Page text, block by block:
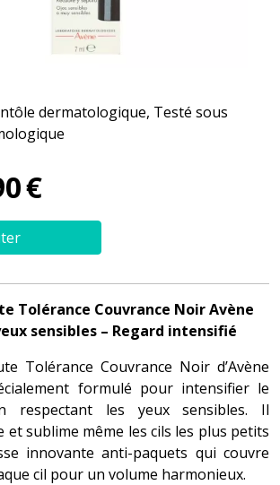
dermatologique, Testé sous
€
Tolérance Couvrance Noir Avène
sensibles – Regard intensifié
Tolérance Couvrance Noir d’Avène
formulé pour intensifier le
respectant les yeux sensibles. Il
et sublime même les cils les plus petits
innovante anti-paquets qui couvre
cil pour un volume harmonieux.